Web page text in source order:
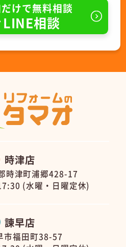
けで無料相談
相談
時津店
時津町浦郷428-17
(水曜・日曜定休)
諫早店
市福田町38-57